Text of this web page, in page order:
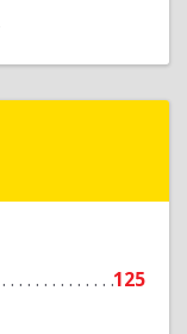
125
Подробнее